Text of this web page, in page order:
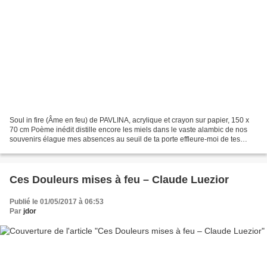
Soul in fire (Âme en feu) de PAVLINA, acrylique et crayon sur papier, 150 x
70 cm Poème inédit distille encore les miels dans le vaste alambic de nos
souvenirs élague mes absences au seuil de ta porte effleure-moi de tes
Ces Douleurs mises à feu – Claude Luezior
Publié le 01/05/2017 à 06:53
Par jdor